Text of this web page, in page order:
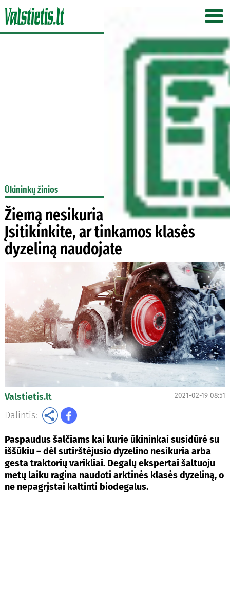
Ūkininkų žinios
Žiemą nesikuria traktorius?
Įsitikinkite, ar tinkamos klasės
dyzeliną naudojate
Valstietis.lt 2021-02-19 08:51
Dalintis:
Paspaudus šalčiams kai kurie ūkininkai susidūrė su
iššūkiu – dėl sutirštėjusio dyzelino nesikuria arba
gesta traktorių varikliai. Degalų ekspertai šaltuoju
metų laiku ragina naudoti arktinės klasės dyzeliną, o
ne nepagrįstai kaltinti biodegalus.